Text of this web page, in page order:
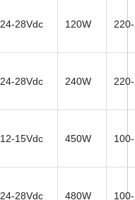
24-28Vdc 120W
24-28Vdc 240W
12-15Vdc 450W
24-28Vdc 480W